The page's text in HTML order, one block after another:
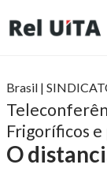
Brasil |
Frigoríficos e
O